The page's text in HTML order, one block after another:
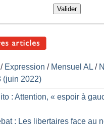
Valider
/ Expression / Mensuel AL /
(juin 2022)
: Attention, « espoir à
: Les libertaires face au